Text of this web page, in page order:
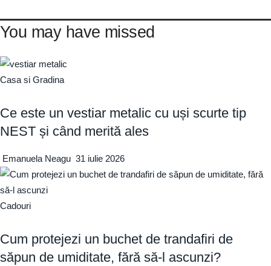
You may have missed
Casa si Gradina
Ce este un vestiar metalic cu uși scurte tip
NEST și când merită ales
Emanuela Neagu 31 iulie 2026
Cadouri
Cum protejezi un buchet de trandafiri de
săpun de umiditate, fără să-l ascunzi?